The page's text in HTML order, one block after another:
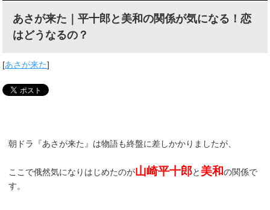
あさが来た｜平十郎と美和の関係が気になる！恋
はどうなるの？
[あさが来た]
朝ドラ『あさが来た』は物語も終盤に差しかかりましたが、
ここで俄然気になりはじめたのが山崎平十郎と 美和の関係で
す。